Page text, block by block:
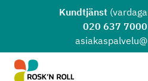
Hoppa till huvudinnehållet
Kundtjänst
020 637 7000